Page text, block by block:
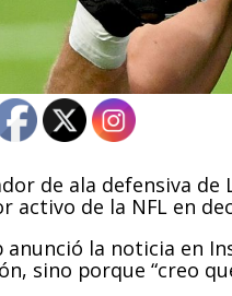
de ala defensiva
activo de la NFL en
anunció la noticia en
sino porque “creo